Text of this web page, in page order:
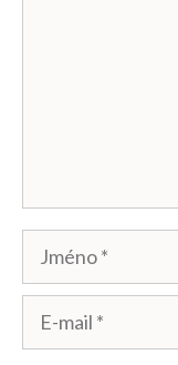
Jméno
mail